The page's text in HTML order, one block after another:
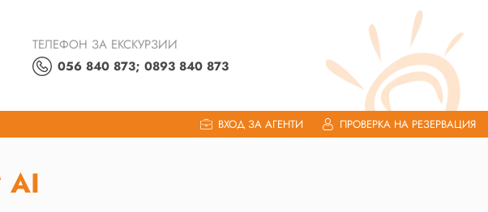
ТЕЛЕФОН ЗА ЕКСКУРЗИИ
056 840 873; 0893 840 873
ВХОД ЗА АГЕНТИ ПРОВЕРКА НА РЕЗЕРВАЦИЯ
AI